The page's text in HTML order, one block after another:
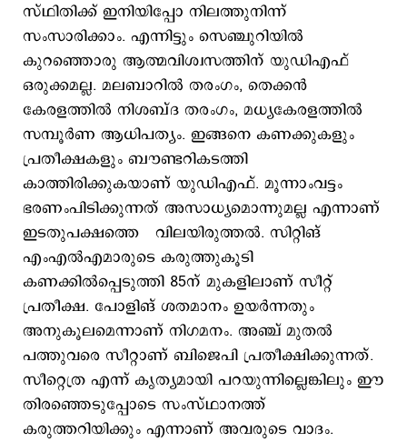
സ്ഥിതിക്ക് ഇനിയിപ്പോ നിലത്തുനിന്ന്
സംസാരിക്കാം. എന്നിട്ടും സെഞ്ചുറിയില്‍
കുറഞ്ഞൊരു ആത്മവിശ്വസത്തിന് യുഡിഎഫ്
ഒരുക്കമല്ല. മലബാറില്‍ തരംഗം, തെക്കന്‍
കേരളത്തില്‍ നിശബ്ദ തരംഗം, മധ്യകേരളത്തില്‍
സമ്പൂര്‍ണ ആധിപത്യം. ഇങ്ങനെ കണക്കുകളും
പ്രതീക്ഷകളും ബൗണ്ടറികടത്തി
കാത്തിരിക്കുകയാണ് യുഡിഎഫ്. മൂന്നാംവട്ടം
ഭരണംപിടിക്കുന്നത് അസാധ്യമൊന്നുമല്ല എന്നാണ്
ഇടതുപക്ഷത്തെ വിലയിരുത്തല്‍. സിറ്റിങ്
എംഎല്‍എമാരുടെ കരുത്തുകൂടി
കണക്കില്‍‌പ്പെടുത്തി 85ന് മുകളിലാണ് സീറ്റ്
പ്രതീക്ഷ. പോളിങ് ശതമാനം ഉയര്‍ന്നതും
അനുകൂലമെന്നാണ് നിഗമനം. അഞ്ച് മുതല്‍
പത്തുവരെ സീറ്റാണ് ബിജെപി പ്രതീക്ഷിക്കുന്നത്.
സീറ്റെത്ര എന്ന് കൃത്യമായി പറയുന്നില്ലെങ്കിലും ഈ
തിരഞ്ഞെടുപ്പോടെ സംസ്ഥാനത്ത്
കരുത്തറിയിക്കും എന്നാണ് അവരുടെ വാദം.